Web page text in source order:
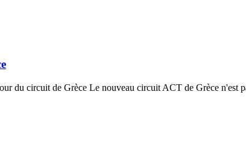
du circuit de Grèce Le nouveau circuit ACT de Grèce n'est